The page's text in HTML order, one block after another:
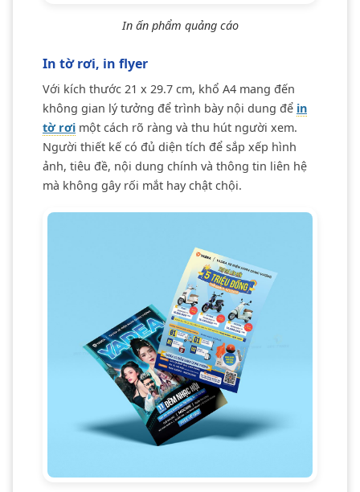
In ấn phẩm quảng cáo
In tờ rơi, in flyer
Với kích thước 21 x 29.7 cm, khổ A4 mang đến
không gian lý tưởng để trình bày nội dung để in
tờ rơi một cách rõ ràng và thu hút người xem.
Người thiết kế có đủ diện tích để sắp xếp hình
ảnh, tiêu đề, nội dung chính và thông tin liên hệ
mà không gây rối mắt hay chật chội.